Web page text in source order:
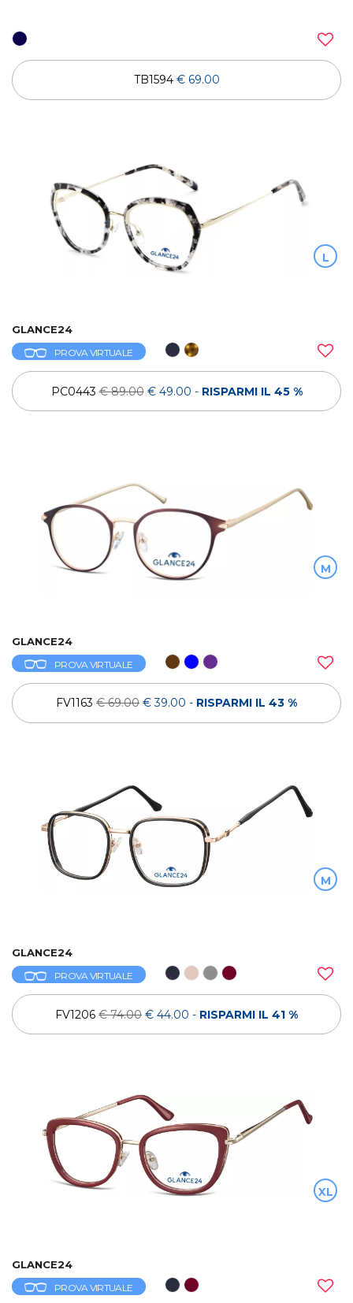
TB1594 € 69.00
L
GLANCE24
PROVA VIRTUALE
PC0443€ 89.00 € 49.00 - RISPARMI IL 45 %
M
GLANCE24
PROVA VIRTUALE
FV1163 € 69.00 € 39.00 - RISPARMI IL 43 %
M
GLANCE24
PROVA VIRTUALE
FV1206 € 74.00 € 44.00 - RISPARMI IL 41 %
XL
GLANCE24
PROVA VIRTUALE